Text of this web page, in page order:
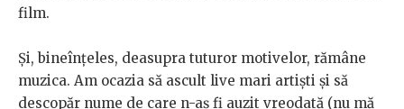
film.
Şi, bineînţeles, deasupra tuturor motivelor, rămâne
muzica. Am ocazia să ascult live mari artişti şi să
descopăr nume de care n-aş fi auzit vreodată (nu mă